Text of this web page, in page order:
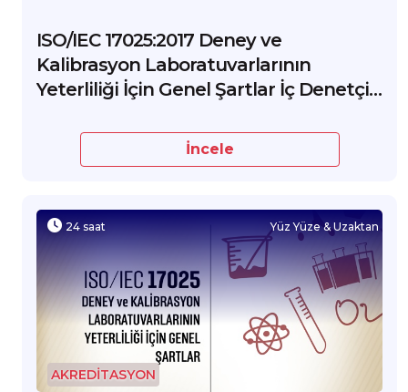
ISO/IEC 17025:2017 Deney ve
Kalibrasyon Laboratuvarlarının
Yeterliliği İçin Genel Şartlar İç Denetçi
İncele
24 saat Yüz Yüze & Uzaktan
AKREDİTASYON